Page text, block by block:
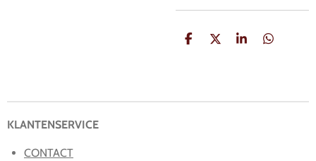
D
D
S
D
KLANTENSERVICE
CONTACT